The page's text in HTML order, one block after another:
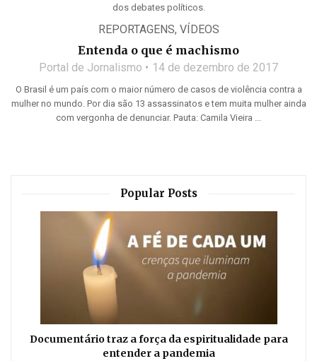
dos debates políticos.
REPORTAGENS, VÍDEOS
Entenda o que é machismo
Portal de Jornalismo 14 de dezembro de 2017
O Brasil é um país com o maior número de casos de violência contra a
mulher no mundo. Por dia são 13 assassinatos e tem muita mulher ainda
com vergonha de denunciar. Pauta: Camila Vieira ...
Popular Posts
Documentário traz a força da espiritualidade para
entender a pandemia